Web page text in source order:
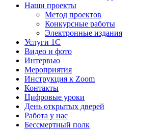
Наши проекты
Метод проектов
Конкурсные работы
Электронные издания
Услуги 1C
Видео и фото
Интервью
Мероприятия
Инструкция к Zoom
Контакты
Цифровые уроки
День открытых дверей
Работа у нас
Бессмертный полк